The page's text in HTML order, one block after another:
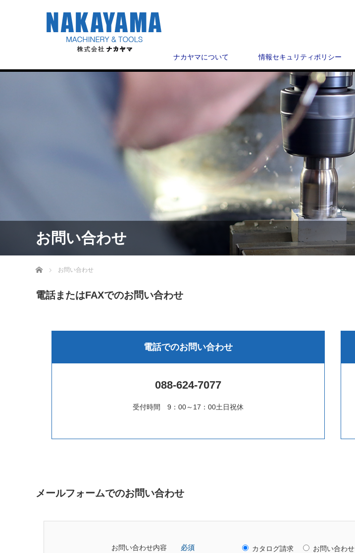
ナカヤマについて 情報セキュリティポリシー
お問い合わせ
ホーム お問い合わせ
電話またはFAXでのお問い合わせ
電話でのお問い合わせ
088-624-7077
受付時間 9：00～17：00土日祝休
メールフォームでのお問い合わせ
お問い合わせ内容 必須 カタログ請求 お問い合わせ